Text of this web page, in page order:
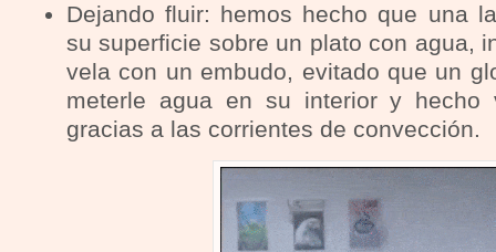
Dejando fluir: hemos hecho que una
su superficie sobre un plato con agua,
vela con un embudo, evitado que un
meterle agua en su interior y hecho
gracias a las corrientes de convección.